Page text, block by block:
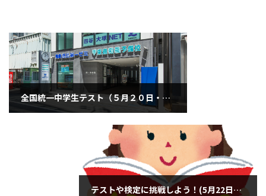
全国統一中学生テスト（５月２０日・火曜日）
テストや検定に挑戦しよう！(5月22日木曜日)